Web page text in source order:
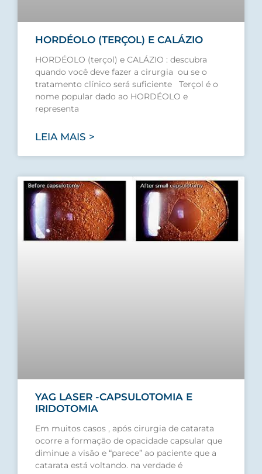
HORDÉOLO (TERÇOL) E CALÁZIO
HORDÉOLO (terçol) e CALÁZIO : descubra
quando você deve fazer a cirurgia ou se o
tratamento clínico será suficiente Terçol é o
nome popular dado ao HORDÉOLO e
representa
LEIA MAIS >
YAG LASER -CAPSULOTOMIA E
IRIDOTOMIA
Em muitos casos , após cirurgia de catarata
ocorre a formação de opacidade capsular que
diminue a visão e “parece” ao paciente que a
catarata está voltando. na verdade é